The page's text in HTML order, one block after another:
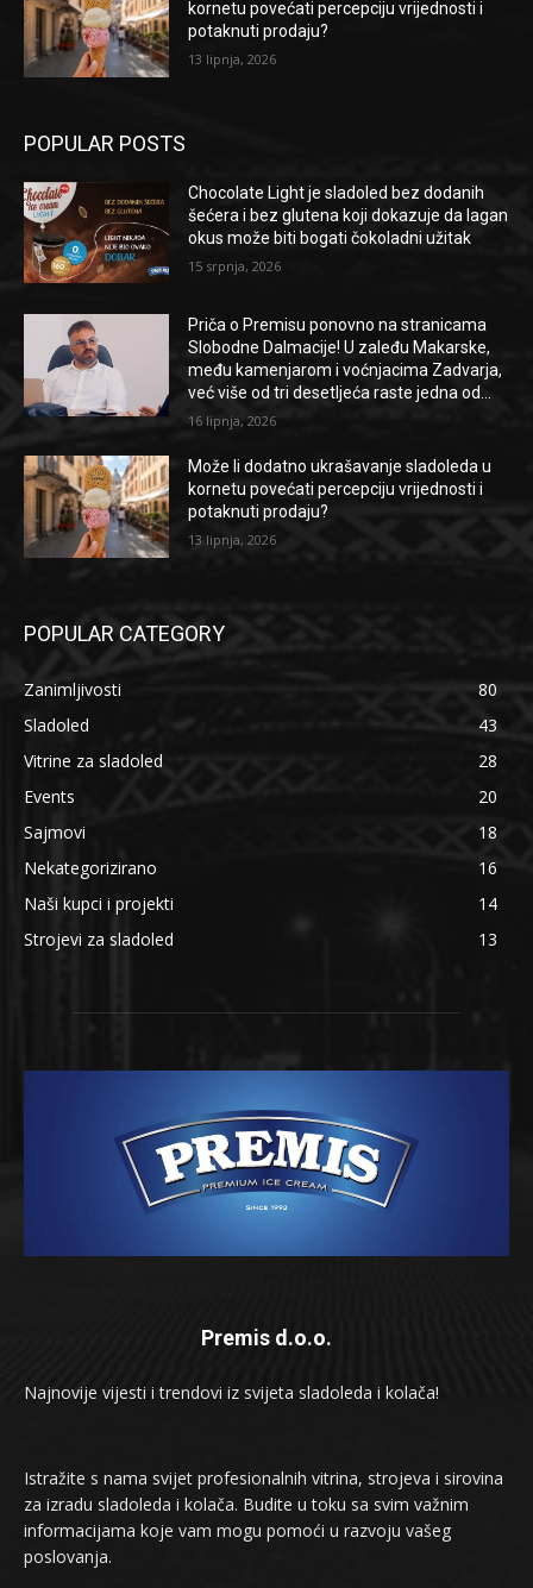
kornetu povećati percepciju vrijednosti i
potaknuti prodaju?
13 lipnja, 2026
POPULAR POSTS
Chocolate Light je sladoled bez dodanih
šećera i bez glutena koji dokazuje da lagan
okus može biti bogati čokoladni užitak
15 srpnja, 2026
Priča o Premisu ponovno na stranicama
Slobodne Dalmacije! U zaleđu Makarske,
među kamenjarom i voćnjacima Zadvarja,
već više od tri desetljeća raste jedna od...
16 lipnja, 2026
Može li dodatno ukrašavanje sladoleda u
kornetu povećati percepciju vrijednosti i
potaknuti prodaju?
13 lipnja, 2026
POPULAR CATEGORY
Zanimljivosti
80
Sladoled
43
Vitrine za sladoled
28
Events
20
Sajmovi
18
Nekategorizirano
16
Naši kupci i projekti
14
Strojevi za sladoled
13
Premis d.o.o.
Najnovije vijesti i trendovi iz svijeta sladoleda i kolača!
Istražite s nama svijet profesionalnih vitrina, strojeva i sirovina
za izradu sladoleda i kolača. Budite u toku sa svim važnim
informacijama koje vam mogu pomoći u razvoju vašeg
poslovanja.